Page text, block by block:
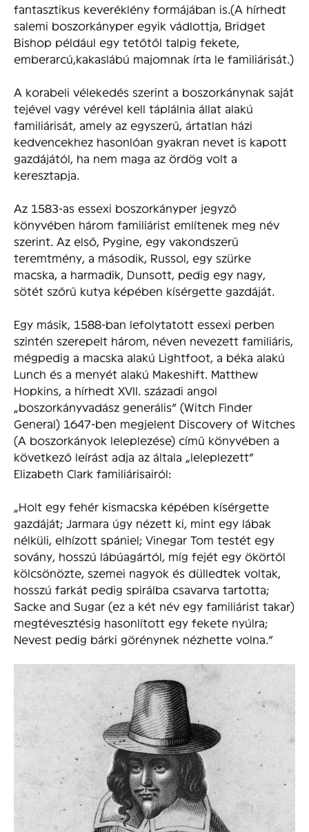
fantasztikus keveréklény formájában is.(A hírhedt
salemi boszorkányper egyik vádlottja, Bridget
Bishop például egy tetőtől talpig fekete,
emberarcú,kakaslábú majomnak írta le familiárisát.)
A korabeli vélekedés szerint a boszorkánynak saját
tejével vagy vérével kell táplálnia állat alakú
familiárisát, amely az egyszerű, ártatlan házi
kedvencekhez hasonlóan gyakran nevet is kapott
gazdájától, ha nem maga az ördög volt a
keresztapja.
Az 1583-as essexi boszorkányper jegyző
könyvében három familiárist említenek meg név
szerint. Az első, Pygine, egy vakondszerű
teremtmény, a második, Russol, egy szürke
macska, a harmadik, Dunsott, pedig egy nagy,
sötét szőrű kutya képében kísérgette gazdáját.
Egy másik, 1588-ban lefolytatott essexi perben
szintén szerepelt három, néven nevezett familiáris,
mégpedig a macska alakú Lightfoot, a béka alakú
Lunch és a menyét alakú Makeshift. Matthew
Hopkins, a hírhedt XVII. századi angol
„boszorkányvadász generális” (Witch Finder
General) 1647-ben megjelent Discovery of Witches
(A boszorkányok leleplezése) című könyvében a
következő leírást adja az általa „leleplezett”
Elizabeth Clark familiárisairól:
„Holt egy fehér kismacska képében kísérgette
gazdáját; Jarmara úgy nézett ki, mint egy lábak
nélküli, elhízott spániel; Vinegar Tom testét egy
sovány, hosszú lábúagártól, míg fejét egy ökörtől
kölcsönözte, szemei nagyok és dülledtek voltak,
hosszú farkát pedig spirálba csavarva tartotta;
Sacke and Sugar (ez a két név egy familiárist takar)
megtévesztésig hasonlított egy fekete nyúlra;
Nevest pedig bárki görénynek nézhette volna.”